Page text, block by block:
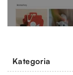
Kategoria